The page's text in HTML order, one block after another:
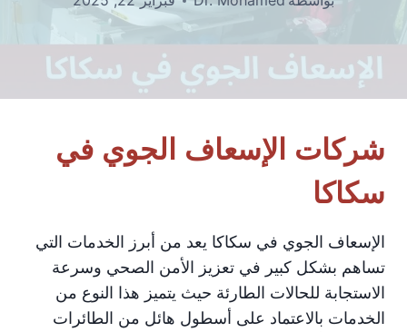
شركات الإسعاف الجوي في
سكاكا
الإسعاف الجوي في سكاكا يعد من أبرز الخدمات التي
تساهم بشكل كبير في تعزيز الأمن الصحي وسرعة
الاستجابة للحالات الطارئة حيث يتميز هذا النوع من
الخدمات بالاعتماد على أسطول هائل من الطائرات